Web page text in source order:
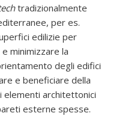
tradizionalmente
per es.
edilizie per
minimizzare la
degli edifici
e beneficiare della
elementi architettonici
esterne spesse.